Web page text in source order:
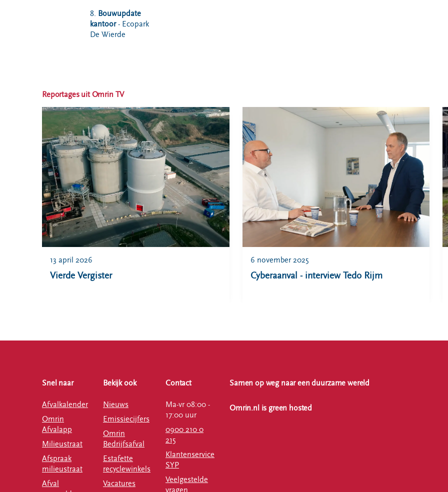
8. Bouwupdate
kantoor- Ecopark
De Wierde
Reportages uit Omrin TV
Vierde Vergister
13 april 2026
Cyberaanval - interview Tedo Rijm
6 november 2025
Snel naar
Afvalkalender
Omrin
Afvalapp
Milieustraat
Afspraak
milieustraat
Afval
Bekijk ook
Nieuws
Emissiecijfers
Omrin
Bedrijfsafval
Estafette
recyclewinkels
Vacatures
Contact
Ma-vr 08:00 -
17:00 uur
0900 210 0
215
Klantenservice
SYP
Veelgestelde
Samen op weg naar een duurzame wereld
Omrin.nl is green hosted